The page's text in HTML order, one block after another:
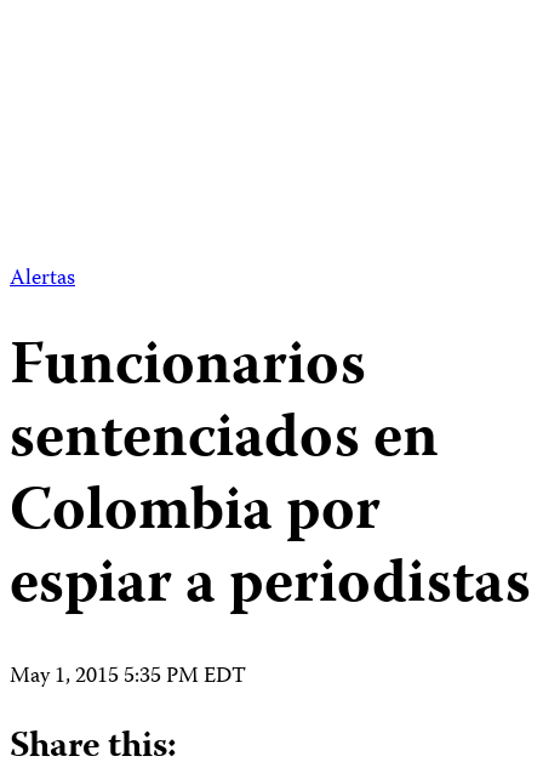
Alertas
Funcionarios
sentenciados en
Colombia por
espiar a periodistas
May 1, 2015 5:35 PM EDT
Share this: